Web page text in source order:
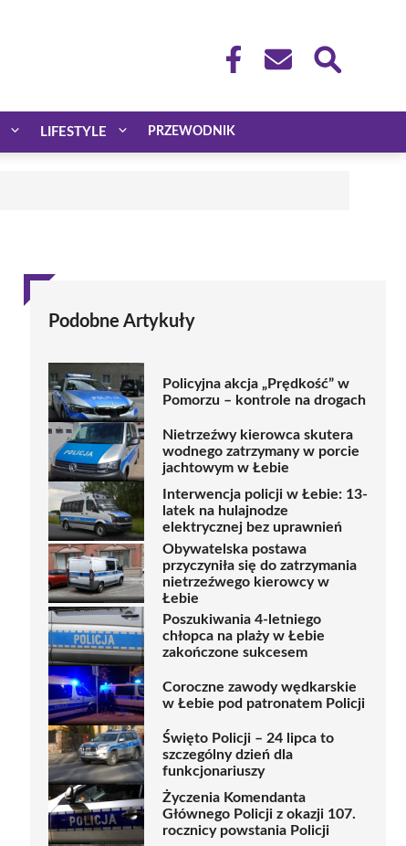
LIFESTYLE PRZEWODNIK
Podobne Artykuły
Policyjna akcja „Prędkość” w
Pomorzu – kontrole na drogach
Nietrzeźwy kierowca skutera
wodnego zatrzymany w porcie
jachtowym w Łebie
Interwencja policji w Łebie: 13-
latek na hulajnodze
elektrycznej bez uprawnień
Obywatelska postawa
przyczyniła się do zatrzymania
nietrzeźwego kierowcy w
Łebie
Poszukiwania 4-letniego
chłopca na plaży w Łebie
zakończone sukcesem
Coroczne zawody wędkarskie
w Łebie pod patronatem Policji
Święto Policji – 24 lipca to
szczególny dzień dla
funkcjonariuszy
Życzenia Komendanta
Głównego Policji z okazji 107.
rocznicy powstania Policji